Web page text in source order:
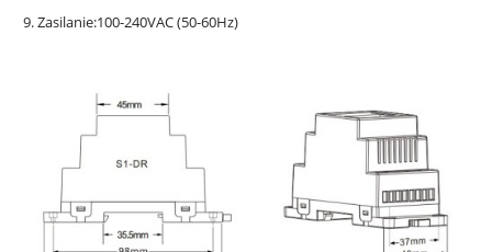
9. Zasilanie:100-240VAC (50-60Hz)